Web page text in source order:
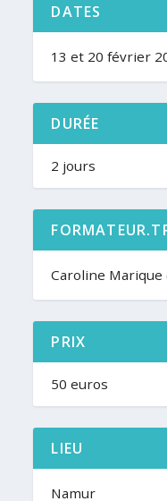
DATES
13 et 20 février
DURÉE
2 jours
Caroline
PRIX
50 euros
LIEU
Namur